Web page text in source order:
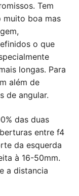
Tem
muito boa mas
o que
longas. Para
além de
de angular.
das duas
entre f4
da esquerda
à 16-50mm.
a distancia